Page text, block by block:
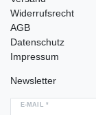
Widerrufsrecht
AGB
Datenschutz
Impressum
Newsletter
E-MAIL *